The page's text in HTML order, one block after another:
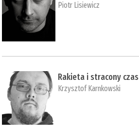
Piotr Lisiewicz
Rakieta i stracony czas
Krzysztof Karnkowski